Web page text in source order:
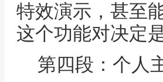
特效演示，甚至
这个功能对决定
第四段：个人